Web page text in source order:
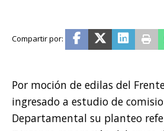
Por moción de edilas del
ingresado a estudio de
Departamental su planteo